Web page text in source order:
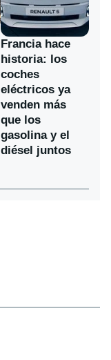
Francia hace
historia: los
coches
eléctricos ya
venden más
que los
gasolina y el
diésel juntos